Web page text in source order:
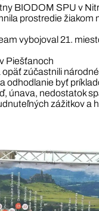
BIODOM SPU v
prostredie žiakom
vybojoval 21.
Piešťanoch
opäť zúčastnili
odhodlanie byť
únava, nedostatok
zážitkov a